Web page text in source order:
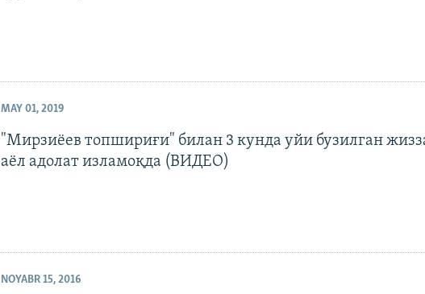
MAY 01, 2019
"Мирзиёев топшириғи" билан 3 кунда уйи бузилган
аёл адолат изламоқда (ВИДЕО)
NOYABR 15, 2016